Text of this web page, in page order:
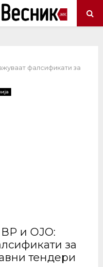
фалсификати за
и ОЈО:
за
тендери